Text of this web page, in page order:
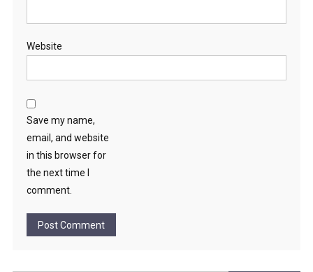
Website
Save my name,
email, and website
in this browser for
the next time I
comment.